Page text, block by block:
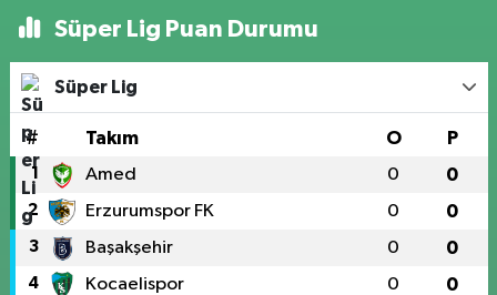
Süper Lig Puan Durumu
Süper Lig
# Takım O P
1 Amed 0 0
2 Erzurumspor FK 0 0
3 Başakşehir 0 0
4 Kocaelispor 0 0